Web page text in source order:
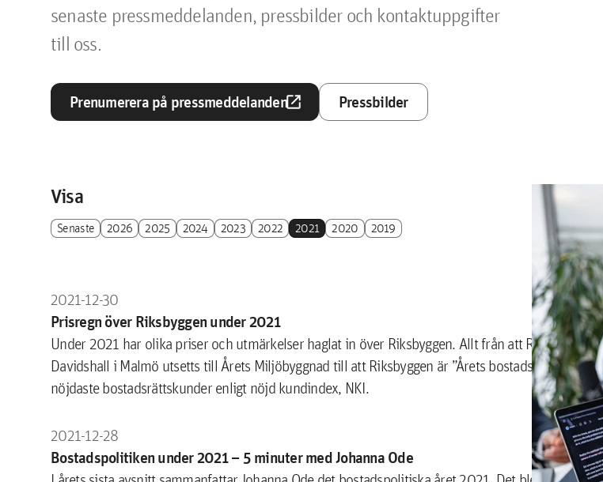
senaste pressmeddelanden, pressbilder och kontaktuppgifter
till oss.
Prenumerera på pressmeddelandenopen_in_new Pressbilder
Visa
Senaste 2026 2025 2024 2023 2022 2021 2020 2019
2021-12-30
Prisregn över Riksbyggen under 2021
Under 2021 har olika priser och utmärkelser haglat in över Riksbyggen. Allt från att Riksbyggens
Davidshall i Malmö utsetts till Årets Miljöbyggnad till att Riksbyggen är ”Årets bostadsutvecklare”
nöjdaste bostadsrättskunder enligt nöjd kundindex, NKI.
2021-12-28
Bostadspolitiken under 2021 – 5 minuter med Johanna Ode